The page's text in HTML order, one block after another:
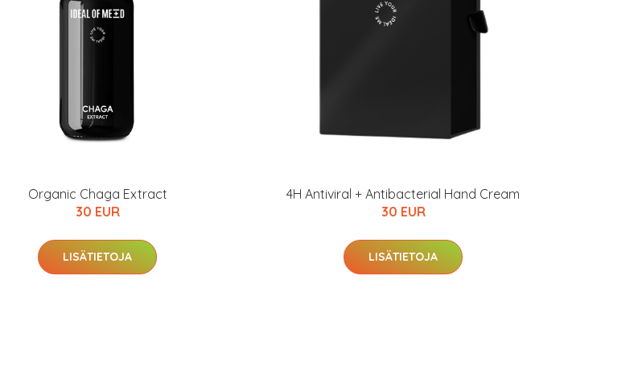
Organic Chaga Extract
30 EUR
LISÄTIETOJA
4H Antiviral + Antibacterial Hand Cream
30 EUR
LISÄTIETOJA